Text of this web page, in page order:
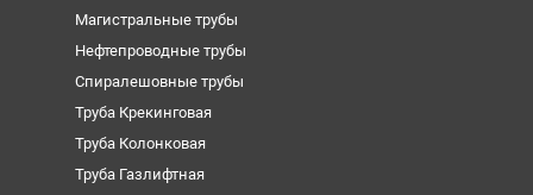
Магистральные трубы
Нефтепроводные трубы
Спиралешовные трубы
Труба Крекинговая
Труба Колонковая
Труба Газлифтная